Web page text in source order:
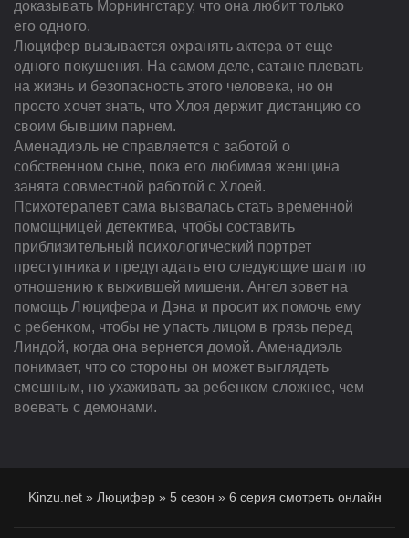
доказывать Морнингстару, что она любит только
его одного.
Люцифер вызывается охранять актера от еще
одного покушения. На самом деле, сатане плевать
на жизнь и безопасность этого человека, но он
просто хочет знать, что Хлоя держит дистанцию со
своим бывшим парнем.
Аменадиэль не справляется с заботой о
собственном сыне, пока его любимая женщина
занята совместной работой с Хлоей.
Психотерапевт сама вызвалась стать временной
помощницей детектива, чтобы составить
приблизительный психологический портрет
преступника и предугадать его следующие шаги по
отношению к выжившей мишени. Ангел зовет на
помощь Люцифера и Дэна и просит их помочь ему
с ребенком, чтобы не упасть лицом в грязь перед
Линдой, когда она вернется домой. Аменадиэль
понимает, что со стороны он может выглядеть
смешным, но ухаживать за ребенком сложнее, чем
воевать с демонами.
Kinzu.net» Люцифер» 5 сезон » 6 серия смотреть онлайн